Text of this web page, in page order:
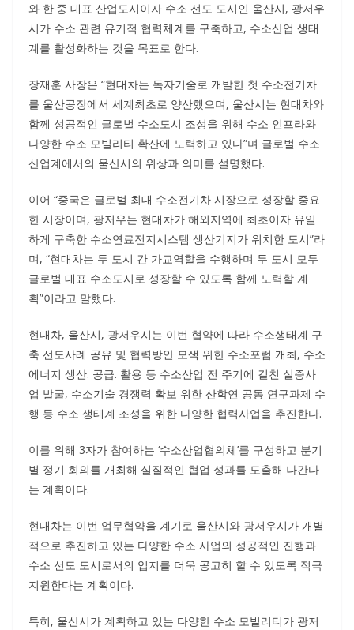
와 한·중 대표 산업도시이자 수소 선도 도시인 울산시, 광저우
시가 수소 관련 유기적 협력체계를 구축하고, 수소산업 생태
계를 활성화하는 것을 목표로 한다.
장재훈 사장은 “현대차는 독자기술로 개발한 첫 수소전기차
를 울산공장에서 세계최초로 양산했으며, 울산시는 현대차와
함께 성공적인 글로벌 수소도시 조성을 위해 수소 인프라와
다양한 수소 모빌리티 확산에 노력하고 있다”며 글로벌 수소
산업계에서의 울산시의 위상과 의미를 설명했다.
이어 “중국은 글로벌 최대 수소전기차 시장으로 성장할 중요
한 시장이며, 광저우는 현대차가 해외지역에 최초이자 유일
하게 구축한 수소연료전지시스템 생산기지가 위치한 도시”라
며, “현대차는 두 도시 간 가교역할을 수행하며 두 도시 모두
글로벌 대표 수소도시로 성장할 수 있도록 함께 노력할 계
획”이라고 말했다.
현대차, 울산시, 광저우시는 이번 협약에 따라 수소생태계 구
축 선도사례 공유 및 협력방안 모색 위한 수소포럼 개최, 수소
에너지 생산. 공급. 활용 등 수소산업 전 주기에 걸친 실증사
업 발굴, 수소기술 경쟁력 확보 위한 산학연 공동 연구과제 수
행 등 수소 생태계 조성을 위한 다양한 협력사업을 추진한다.
이를 위해 3자가 참여하는 ‘수소산업협의체’를 구성하고 분기
별 정기 회의를 개최해 실질적인 협업 성과를 도출해 나간다
는 계획이다.
현대차는 이번 업무협약을 계기로 울산시와 광저우시가 개별
적으로 추진하고 있는 다양한 수소 사업의 성공적인 진행과
수소 선도 도시로서의 입지를 더욱 공고히 할 수 있도록 적극
지원한다는 계획이다.
특히, 울산시가 계획하고 있는 다양한 수소 모빌리티가 광저